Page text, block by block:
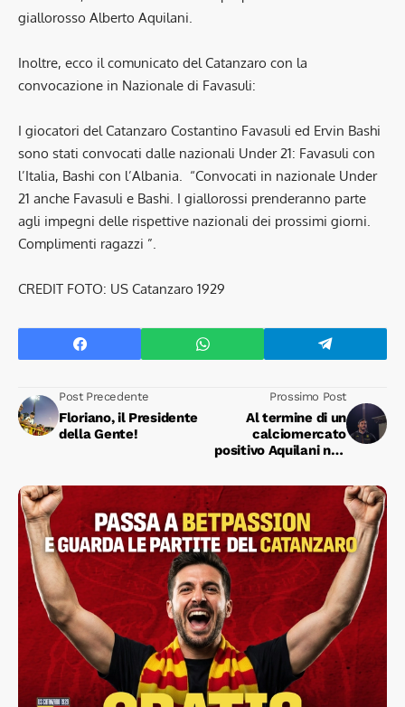
giallorosso Alberto Aquilani.
Inoltre, ecco il comunicato del Catanzaro con la
convocazione in Nazionale di Favasuli:
I giocatori del Catanzaro Costantino Favasuli ed Ervin Bashi
sono stati convocati dalle nazionali Under 21: Favasuli con
l’Italia, Bashi con l’Albania. “Convocati in nazionale Under
21 anche Favasuli e Bashi. I giallorossi prenderanno parte
agli impegni delle rispettive nazionali dei prossimi giorni.
Complimenti ragazzi ”.
CREDIT FOTO: US Catanzaro 1929
Post Precedente
Floriano, il Presidente
della Gente!
Prossimo Post
Al termine di un
calciomercato
positivo Aquilani non
sulla scelta di uomini,
moduli e principi di
gioco.